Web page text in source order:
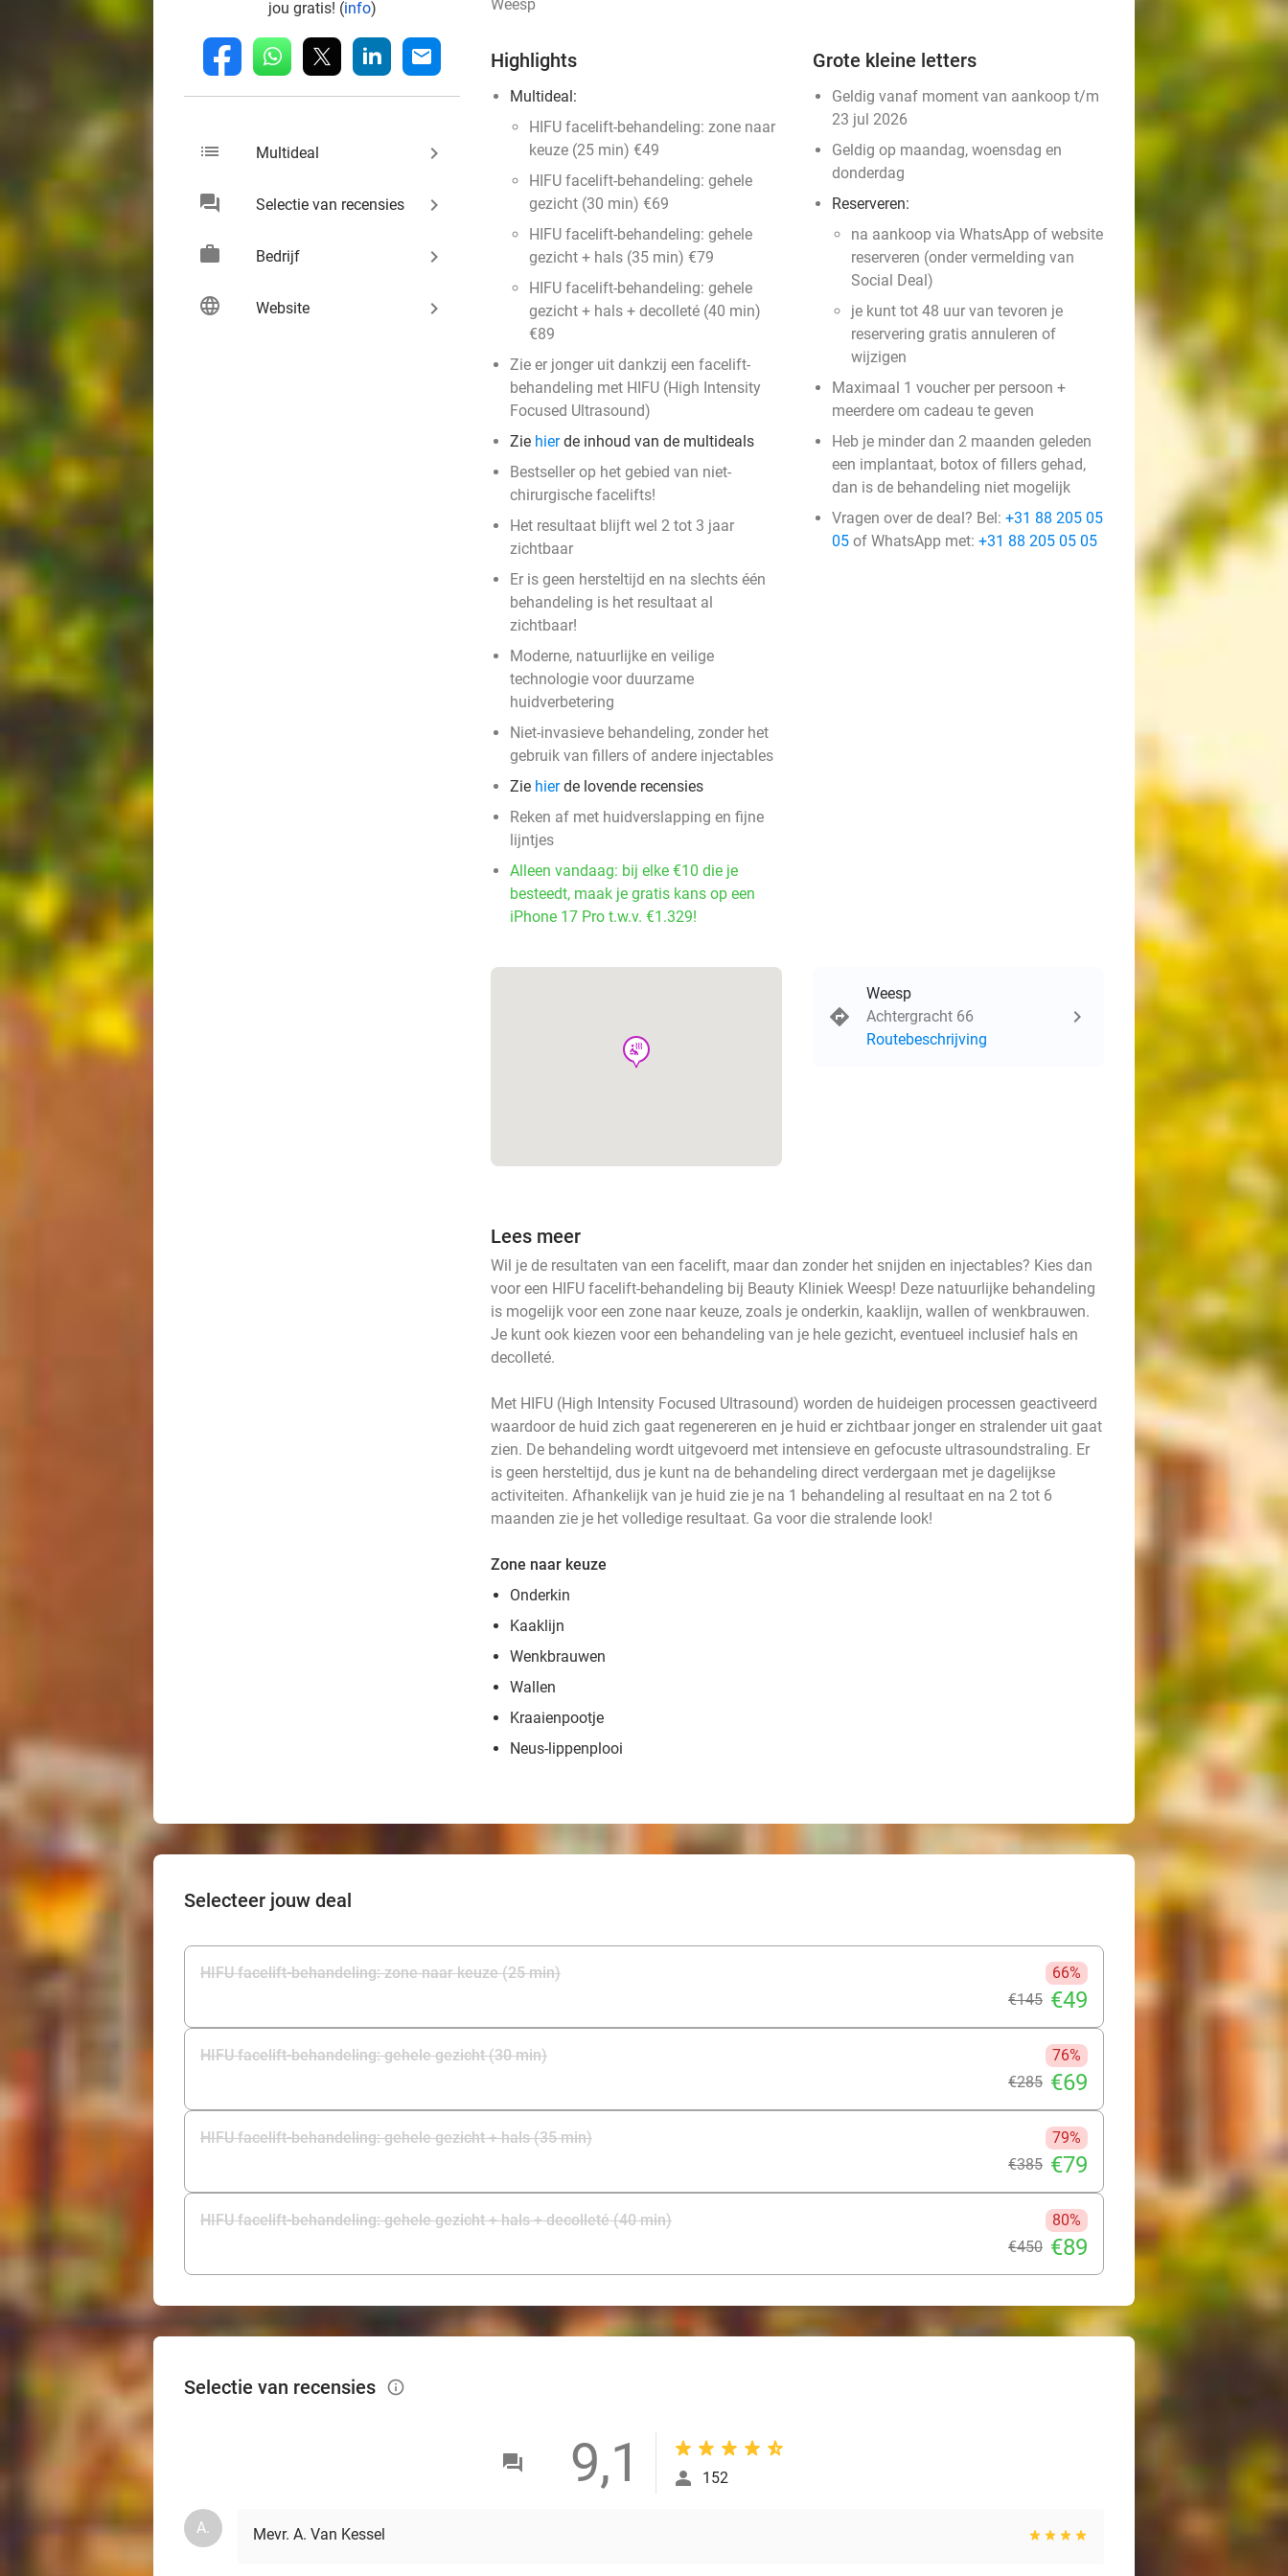
jou gratis! (info)
fb whatsapp linkedin mail
list Multideal keyboard_arrow_right
chat Selectie van recensies keyboard_arrow_right
work Bedrijf keyboard_arrow_right
language Website keyboard_arrow_right
Weesp
Highlights
Multideal:
HIFU facelift-behandeling: zone naar
keuze (25 min) €49
HIFU facelift-behandeling: gehele
gezicht (30 min) €69
HIFU facelift-behandeling: gehele
gezicht + hals (35 min) €79
HIFU facelift-behandeling: gehele
gezicht + hals + decolleté (40 min)
€89
Zie er jonger uit dankzij een facelift-
behandeling met HIFU (High Intensity
Focused Ultrasound)
Zie hierde inhoud van de multideals
Bestseller op het gebied van niet-
chirurgische facelifts!
Het resultaat blijft wel 2 tot 3 jaar
zichtbaar
Er is geen hersteltijd en na slechts één
behandeling is het resultaat al
zichtbaar!
Moderne, natuurlijke en veilige
technologie voor duurzame
huidverbetering
Niet-invasieve behandeling, zonder het
gebruik van fillers of andere injectables
Zie hierde lovende recensies
Reken af met huidverslapping en fijne
lijntjes
Alleen vandaag: bij elke €10 die je
besteedt, maak je gratis kans op een
iPhone 17 Pro t.w.v. €1.329!
Grote kleine letters
Geldig vanaf moment van aankoop t/m
23 jul 2026
Geldig op maandag, woensdag en
donderdag
Reserveren:
na aankoop via WhatsApp of website
reserveren (onder vermelding van
Social Deal)
je kunt tot 48 uur van tevoren je
reservering gratis annuleren of
wijzigen
Maximaal 1 voucher per persoon +
meerdere om cadeau te geven
Heb je minder dan 2 maanden geleden
een implantaat, botox of fillers gehad,
dan is de behandeling niet mogelijk
Vragen over de deal? Bel: +31 88 205 05
05 of WhatsApp met: +31 88 205 05 05
wellness
Weesp
Achtergracht 66
Routebeschrijving
Lees meer
Wil je de resultaten van een facelift, maar dan zonder het snijden en injectables? Kies dan
voor een HIFU facelift-behandeling bij Beauty Kliniek Weesp! Deze natuurlijke behandeling
is mogelijk voor een zone naar keuze, zoals je onderkin, kaaklijn, wallen of wenkbrauwen.
Je kunt ook kiezen voor een behandeling van je hele gezicht, eventueel inclusief hals en
decolleté.
Met HIFU (High Intensity Focused Ultrasound) worden de huideigen processen geactiveerd
waardoor de huid zich gaat regenereren en je huid er zichtbaar jonger en stralender uit gaat
zien. De behandeling wordt uitgevoerd met intensieve en gefocuste ultrasoundstraling. Er
is geen hersteltijd, dus je kunt na de behandeling direct verdergaan met je dagelijkse
activiteiten. Afhankelijk van je huid zie je na 1 behandeling al resultaat en na 2 tot 6
maanden zie je het volledige resultaat. Ga voor die stralende look!
Zone naar keuze
Onderkin
Kaaklijn
Wenkbrauwen
Wallen
Kraaienpootje
Neus-lippenplooi
Selecteer jouw deal
HIFU facelift-behandeling: zone naar keuze (25 min)
66%
€145 €49
HIFU facelift-behandeling: gehele gezicht (30 min)
76%
€285 €69
HIFU facelift-behandeling: gehele gezicht + hals (35 min)
79%
€385 €79
HIFU facelift-behandeling: gehele gezicht + hals + decolleté (40 min)
80%
€450 €89
Selectie van recensies info_outlined
9,1 152
A. Mevr. A. Van Kessel